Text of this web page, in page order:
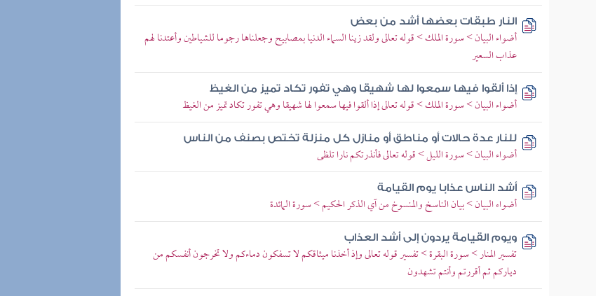
النار طبقات بعضها أشد من بعض
أضواء البيان > سورة الملك > قوله تعالى ولقد زينا السماء الدنيا بمصابيح وجعلناها رجوما للشياطين وأعتدنا لهم
عذاب السعير
إذا ألقوا فيها سمعوا لها شهيقا وهي تفور تكاد تميز من الغيظ
أضواء البيان > سورة الملك > قوله تعالى إذا ألقوا فيها سمعوا لها شهيقا وهي تفور تكاد تميز من الغيظ
للنار عدة حالات أو مناطق أو منازل كل منزلة تختص بصنف من الناس
أضواء البيان > سورة الليل > قوله تعالى فأنذرتكم نارا تلظى
أشد الناس عذابا يوم القيامة
أضواء البيان > بيان الناسخ والمنسوخ من آي الذكر الحكيم > سورة المائدة
ويوم القيامة يردون إلى أشد العذاب
تفسير المنار > سورة البقرة > تفسير قوله تعالى وإذ أخذنا ميثاقكم لا تسفكون دماءكم ولا تخرجون أنفسكم من
دياركم ثم أقررتم وأنتم تشهدون